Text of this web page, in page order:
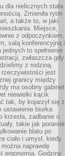
dla nielicznych stała
Zmieniła rytm
a także to, w jaki
Miejsce,
z odpoczynkiem,
salą konferencyjną i
to spełnienie
zwłaszcza gdy
z rodziną.
rzeczywistości jest
granicy między
ma osobny gabinet
niewielki kącik
tak, by kojarzył się z
ustawienie biurka
krzesła, zadbanie o
takie jak poranne
blatu po
ciało i umysł, kiedy
naprawdę
ergonomia. Godziny